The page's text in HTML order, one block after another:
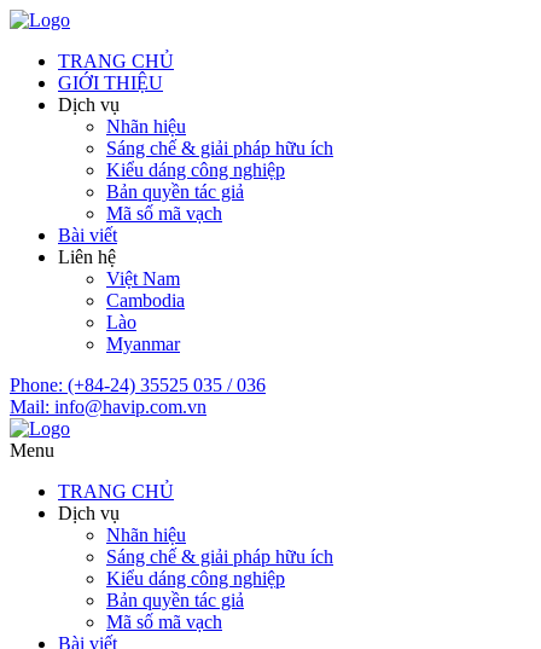
TRANG CHỦ
GIỚI THIỆU
Dịch vụ
Nhãn hiệu
Sáng chế & giải pháp hữu ích
Kiểu dáng công nghiệp
Bản quyền tác giả
Mã số mã vạch
Bài viết
Liên hệ
Việt Nam
Cambodia
Lào
Myanmar
Phone: (+84-24) 35525 035 / 036
Mail: info@havip.com.vn
Menu
TRANG CHỦ
Dịch vụ
Nhãn hiệu
Sáng chế & giải pháp hữu ích
Kiểu dáng công nghiệp
Bản quyền tác giả
Mã số mã vạch
Bài viết